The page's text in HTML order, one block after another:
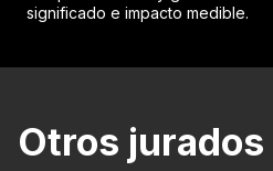
significado e impacto medible.
Otros jurados